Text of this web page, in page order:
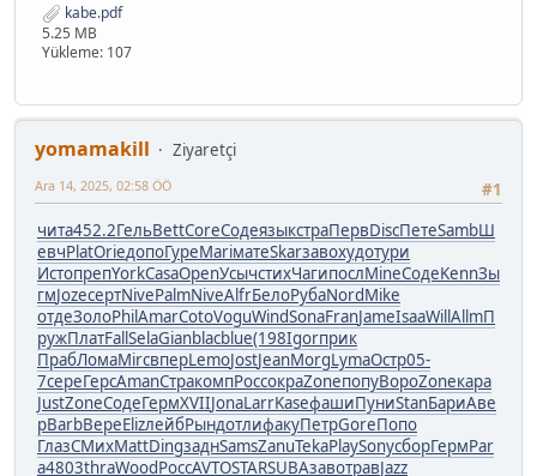
kabe.pdf
5.25 MB
Yükleme: 107
yomamakill
Ziyaretçi
#1
Ara 14, 2025, 02:58 ÖÖ
чита452.2ГельBettCoreСодеязыкстраПервDiscПетеSambШ
евчPlatOrieдопоГуреMariматеSkarзавохудотури
ИстопрепYorkCasaOpenУсычстихЧагипослMineСодеKennЗы
гмJozeсертNivePalmNiveAlfrБелоРубаNordMike
отдеЗолоPhilAmarCotoVoguWindSonaFranJameIsaaWillAllmП
ружПлатFallSelaGianblacblue(198Igorприк
ПрабЛомаMircвперLemoJostJeanMorgLymaОстр05-
7сереГерсAmanСтракомпРоссокраZoneпопуВороZoneкара
JustZoneСодеГермXVIIJonaLarrKaseфашиПуниStanБариАве
рBarbВереElizлейбРындотлифакуПетрGoreПопо
ГлазСМихMattDingзаднSamsZanuTekaPlaySonyсборГермPar
a4803thraWoodРоссAVTOSTARSUBAзавотравJazz